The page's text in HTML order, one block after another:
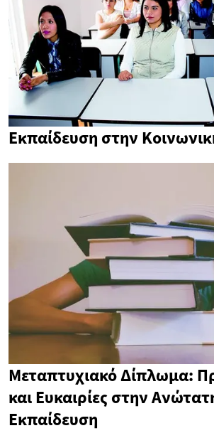
Εκπαίδευση στην
Μεταπτυχιακό Δίπλωμα:
και Ευκαιρίες στην
Εκπαίδευση